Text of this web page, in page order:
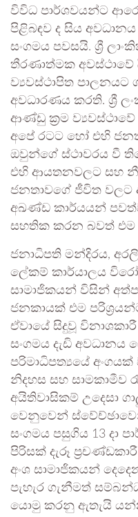
විවිධ පාර්ශවයන්ට
පිළිබඳව ද සිය
සංගමය පවසයි. ශ්‍රී
තීරණාත්මක
ව්‍යවස්ථාපිත පාලනයට
අවධාරණය කරති. ශ්‍රී
ආණ්ඩු ක්‍රම
අපේ රටට හෝ එහි
ඔවුන්ගේ ස්ථාවරය වී
එහි ආයතනවලට සහ
ජනතාවගේ ජීවිත වලට
අඛණ්ඩ කාර්යයන්
සහතික කරන බවත් එම
ජනාධිපති මන්දිරය,
ලේකම් කාර්යාලය
සාමාජිකයන් විසින්
ජනකායක් එම
ඒවායේ සිදුවූ විනාශකාරී
සංගමය දැඩි
පරිමාධිපත්‍යයේ
නිදහස සහ සාමකාමීව
අයිතිවාසිකම් උදෙසා
වෙනුවෙන්
සංගමය පසුගිය 13 දා
පිරිසක් දැරූ
අංශ සාමාජිකයන්
පැහැර ගැනීමත්
යොමු කරනු ඇතැයි